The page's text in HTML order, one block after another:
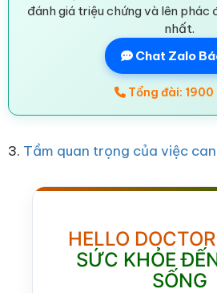
đánh giá triệu chứng và lên phác
nhất.
Chat Zalo
Tổng đài: 1900
3. Tầm quan trọng của việc
HELLO DOCTOR
SỨC KHỎE
SỐNG